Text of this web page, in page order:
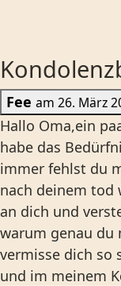
Fee
Hallo Oma,ein
habe das
immer fehlst du
nach deinem tod
an dich und
warum genau du
vermisse dich so
und im meinem